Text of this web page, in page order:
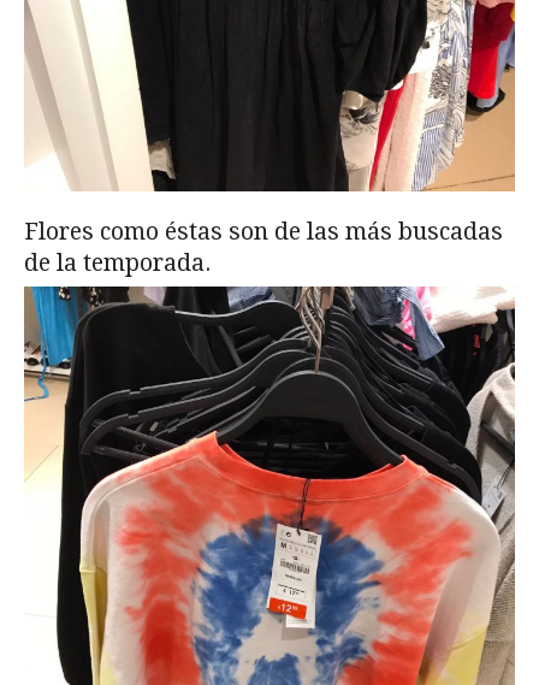
Flores como éstas son de las más buscadas
de la temporada.